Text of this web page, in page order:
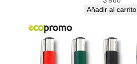
Añadir al carrito